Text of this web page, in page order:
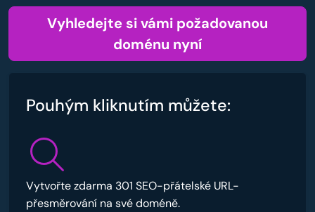
Vyhledejte si vámi požadovanou
doménu nyní
Pouhým kliknutím můžete:
Vytvořte zdarma 301 SEO-přátelské URL-
přesměrování na své doméně.